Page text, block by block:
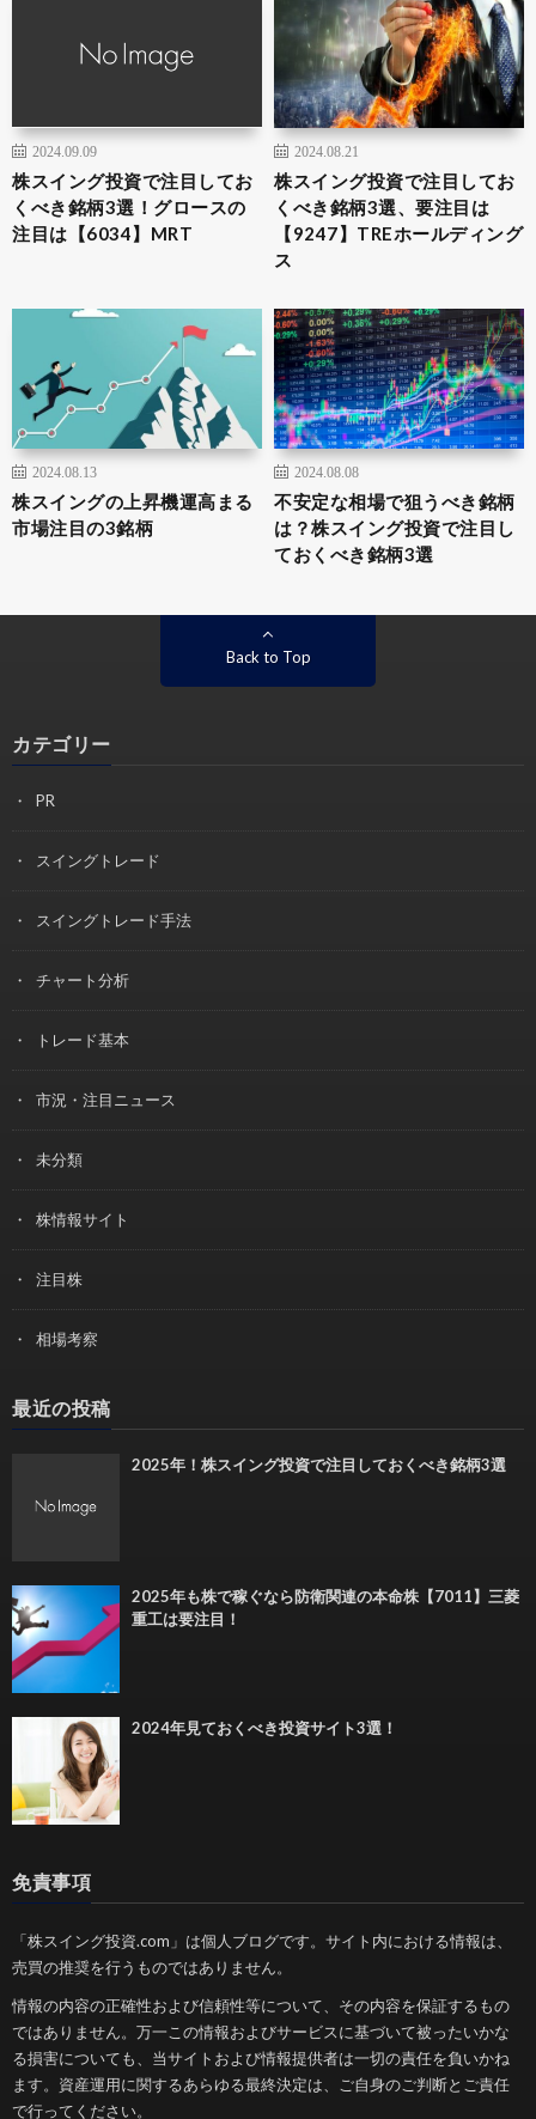
2024.09.09
株スイング投資で注目してお
くべき銘柄3選！グロースの
注目は【6034】MRT
2024.08.21
株スイング投資で注目してお
くべき銘柄3選、要注目は
【9247】TREホールディング
ス
2024.08.13
株スイングの上昇機運高まる
市場注目の3銘柄
2024.08.08
不安定な相場で狙うべき銘柄
は？株スイング投資で注目し
ておくべき銘柄3選
Back to Top
カテゴリー
PR
スイングトレード
スイングトレード手法
チャート分析
トレード基本
市況・注目ニュース
未分類
株情報サイト
注目株
相場考察
最近の投稿
2025年！株スイング投資で注目しておくべき銘柄3選
2025年も株で稼ぐなら防衛関連の本命株【7011】三菱
重工は要注目！
2024年見ておくべき投資サイト3選！
免責事項
「株スイング投資.com」は個人ブログです。サイト内における情報は、
売買の推奨を行うものではありません。
情報の内容の正確性および信頼性等について、その内容を保証するもの
ではありません。万一この情報およびサービスに基づいて被ったいかな
る損害についても、当サイトおよび情報提供者は一切の責任を負いかね
ます。資産運用に関するあらゆる最終決定は、ご自身のご判断とご責任
で行ってください。